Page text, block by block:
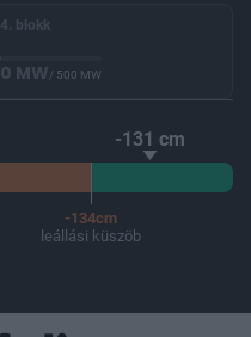
4. blokk
0 MW/ 500 MW
-131 cm
-134cm
leállási küszöb